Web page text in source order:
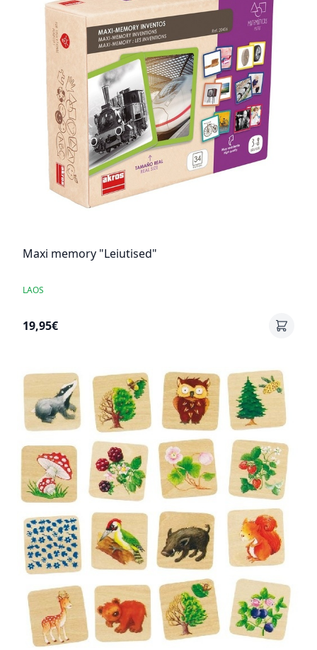
Maxi memory "Leiutised"
LAOS
19,95€